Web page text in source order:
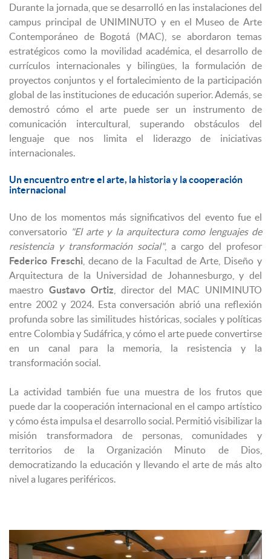
Durante la jornada, que se desarrolló en las instalaciones del
campus principal de UNIMINUTO y en el Museo de Arte
Contemporáneo de Bogotá (MAC), se abordaron temas
estratégicos como la movilidad académica, el desarrollo de
currículos internacionales y bilingües, la formulación de
proyectos conjuntos y el fortalecimiento de la participación
global de las instituciones de educación superior. Además, se
demostró cómo el arte puede ser un instrumento de
comunicación intercultural, superando obstáculos del
lenguaje que nos limita el liderazgo de iniciativas
internacionales.
Un encuentro entre el arte, la historia y la cooperación
internacional
Uno de los momentos más significativos del evento fue el
conversatorio "El arte y la arquitectura como lenguajes de
resistencia y transformación social", a cargo del profesor
Federico Freschi, decano de la Facultad de Arte, Diseño y
Arquitectura de la Universidad de Johannesburgo, y del
maestro Gustavo Ortiz , director del MAC UNIMINUTO
entre 2002 y 2024. Esta conversación abrió una reflexión
profunda sobre las similitudes históricas, sociales y políticas
entre Colombia y Sudáfrica, y cómo el arte puede convertirse
en un canal para la memoria, la resistencia y la
transformación social.
La actividad también fue una muestra de los frutos que
puede dar la cooperación internacional en el campo artístico
y cómo ésta impulsa el desarrollo social. Permitió visibilizar la
misión transformadora de personas, comunidades y
territorios de la Organización Minuto de Dios,
democratizando la educación y llevando el arte de más alto
nivel a lugares periféricos.